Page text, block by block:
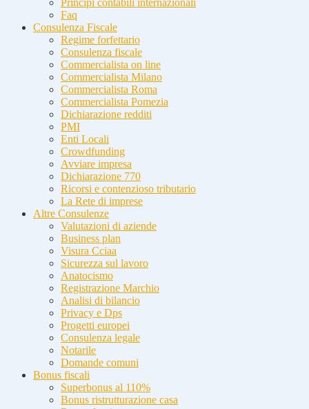
Principi contabili internazionali
Faq
Consulenza Fiscale
Regime forfettario
Consulenza fiscale
Commercialista on line
Commercialista Milano
Commercialista Roma
Commercialista Pomezia
Dichiarazione redditi
PMI
Enti Locali
Crowdfunding
Avviare impresa
Dichiarazione 770
Ricorsi e contenzioso tributario
La Rete di imprese
Altre Consulenze
Valutazioni di aziende
Business plan
Visura Cciaa
Sicurezza sul lavoro
Anatocismo
Registrazione Marchio
Analisi di bilancio
Privacy e Dps
Progetti europei
Consulenza legale
Notarile
Domande comuni
Bonus fiscali
Superbonus al 110%
Bonus ristrutturazione casa